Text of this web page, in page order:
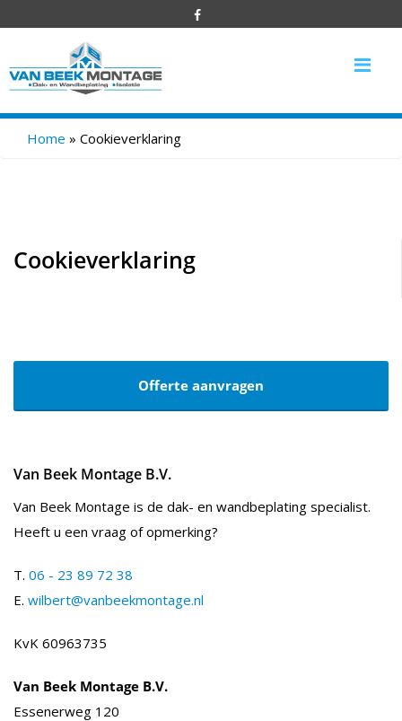
Home » Cookieverklaring
Cookieverklaring
Offerte aanvragen
Van Beek Montage B.V.
Van Beek Montage is de dak- en wandbeplating specialist.
Heeft u een vraag of opmerking?
T. 06 - 23 89 72 38
E. wilbert@vanbeekmontage.nl
KvK 60963735
Van Beek Montage B.V.
Essenerweg 120